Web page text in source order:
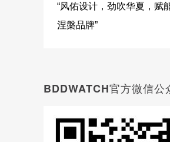
“风佑设计，劲吹华夏，赋
涅槃品牌”
BDDWATCH官方微信公